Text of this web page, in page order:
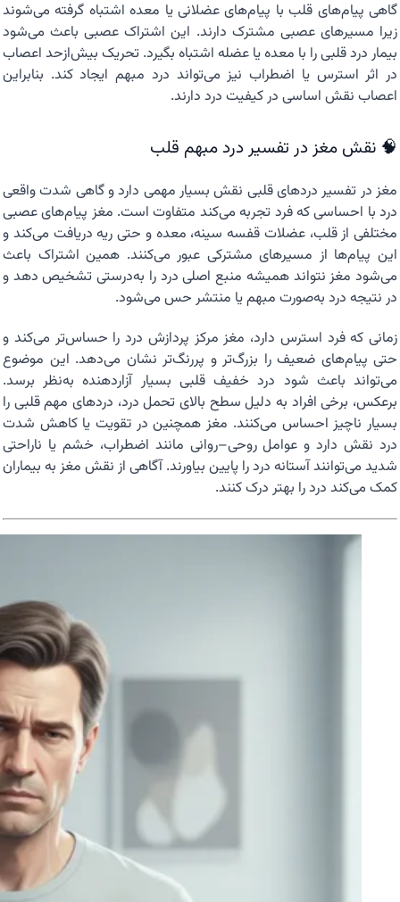
گاهی پیام‌های قلب با پیام‌های عضلانی یا معده اشتباه گرفته می‌شوند
زیرا مسیرهای عصبی مشترک دارند. این اشتراک عصبی باعث می‌شود
بیمار درد قلبی را با معده یا عضله اشتباه بگیرد. تحریک بیش‌ازحد اعصاب
در اثر استرس یا اضطراب نیز می‌تواند درد مبهم ایجاد کند. بنابراین
اعصاب نقش اساسی در کیفیت درد دارند.
🧠 نقش مغز در تفسیر درد مبهم قلب
مغز در تفسیر دردهای قلبی نقش بسیار مهمی دارد و گاهی شدت واقعی
درد با احساسی که فرد تجربه می‌کند متفاوت است. مغز پیام‌های عصبی
مختلفی از قلب، عضلات قفسه سینه، معده و حتی ریه دریافت می‌کند و
این پیام‌ها از مسیرهای مشترکی عبور می‌کنند. همین اشتراک باعث
می‌شود مغز نتواند همیشه منبع اصلی درد را به‌درستی تشخیص دهد و
در نتیجه درد به‌صورت مبهم یا منتشر حس می‌شود.
زمانی که فرد استرس دارد، مغز مرکز پردازش درد را حساس‌تر می‌کند و
حتی پیام‌های ضعیف را بزرگ‌تر و پررنگ‌تر نشان می‌دهد. این موضوع
می‌تواند باعث شود درد خفیف قلبی بسیار آزاردهنده به‌نظر برسد.
برعکس، برخی افراد به دلیل سطح بالای تحمل درد، دردهای مهم قلبی را
بسیار ناچیز احساس می‌کنند. مغز همچنین در تقویت یا کاهش شدت
درد نقش دارد و عوامل روحی–روانی مانند اضطراب، خشم یا ناراحتی
شدید می‌توانند آستانه درد را پایین بیاورند. آگاهی از نقش مغز به بیماران
کمک می‌کند درد را بهتر درک کنند.